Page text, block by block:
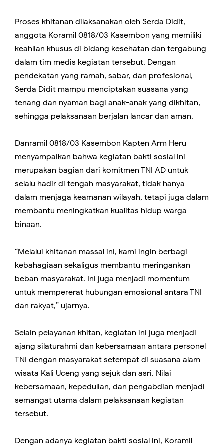
Proses khitanan dilaksanakan oleh Serda Didit,
anggota Koramil 0818/03 Kasembon yang memiliki
keahlian khusus di bidang kesehatan dan tergabung
dalam tim medis kegiatan tersebut. Dengan
pendekatan yang ramah, sabar, dan profesional,
Serda Didit mampu menciptakan suasana yang
tenang dan nyaman bagi anak-anak yang dikhitan,
sehingga pelaksanaan berjalan lancar dan aman.
Danramil 0818/03 Kasembon Kapten Arm Heru
menyampaikan bahwa kegiatan bakti sosial ini
merupakan bagian dari komitmen TNI AD untuk
selalu hadir di tengah masyarakat, tidak hanya
dalam menjaga keamanan wilayah, tetapi juga dalam
membantu meningkatkan kualitas hidup warga
binaan.
“Melalui khitanan massal ini, kami ingin berbagi
kebahagiaan sekaligus membantu meringankan
beban masyarakat. Ini juga menjadi momentum
untuk mempererat hubungan emosional antara TNI
dan rakyat,” ujarnya.
Selain pelayanan khitan, kegiatan ini juga menjadi
ajang silaturahmi dan kebersamaan antara personel
TNI dengan masyarakat setempat di suasana alam
wisata Kali Uceng yang sejuk dan asri. Nilai
kebersamaan, kepedulian, dan pengabdian menjadi
semangat utama dalam pelaksanaan kegiatan
tersebut.
Dengan adanya kegiatan bakti sosial ini, Koramil